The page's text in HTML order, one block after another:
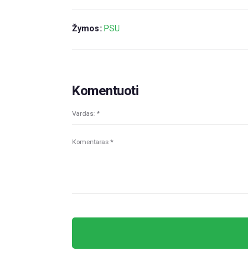
Žymos: PSU
Komentuoti